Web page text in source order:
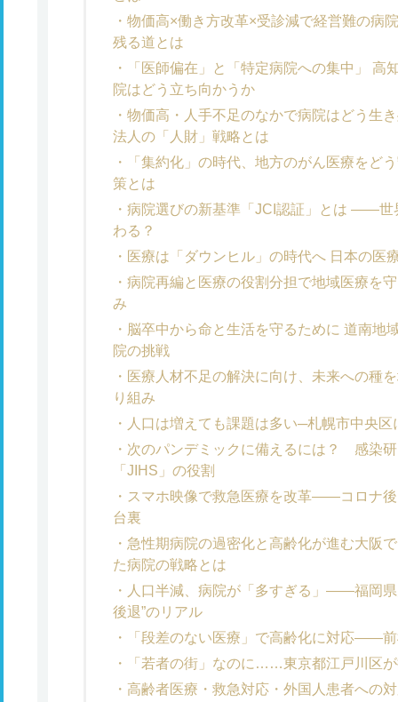
物価高×働き方改革×受診減で経営難の病
残る道とは
「医師偏在」と「特定病院への集中」 高
院はどう立ち向かうか
物価高・人手不足のなかで病院はどう生
法人の「人財」戦略とは
「集約化」の時代、地方のがん医療を
策とは
病院選びの新基準「JCI認証」とは ――世
わる？
医療は「ダウンヒル」の時代へ 日本の医
病院再編と医療の役割分担で地域医療を
み
脳卒中から命と生活を守るために 道南地
院の挑戦
医療人材不足の解決に向け、未来への種
り組み
人口は増えても課題は多い─札幌市中央
次のパンデミックに備えるには？ 感染
「JIHS」の役割
スマホ映像で救急医療を改革――コロナ
台裏
急性期病院の過密化と高齢化が進む大阪
た病院の戦略とは
人口半減、病院が「多すぎる」――福岡
後退”のリアル
「段差のない医療」で高齢化に対応――
「若者の街」なのに……東京都江戸川区
高齢者医療・救急対応・外国人患者への